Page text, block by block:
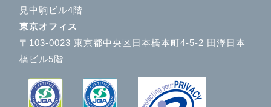
見中駒ビル4階
東京オフィス
〒103-0023 東京都中央区日本橋本町4-5-2 田澤日本
橋ビル5階